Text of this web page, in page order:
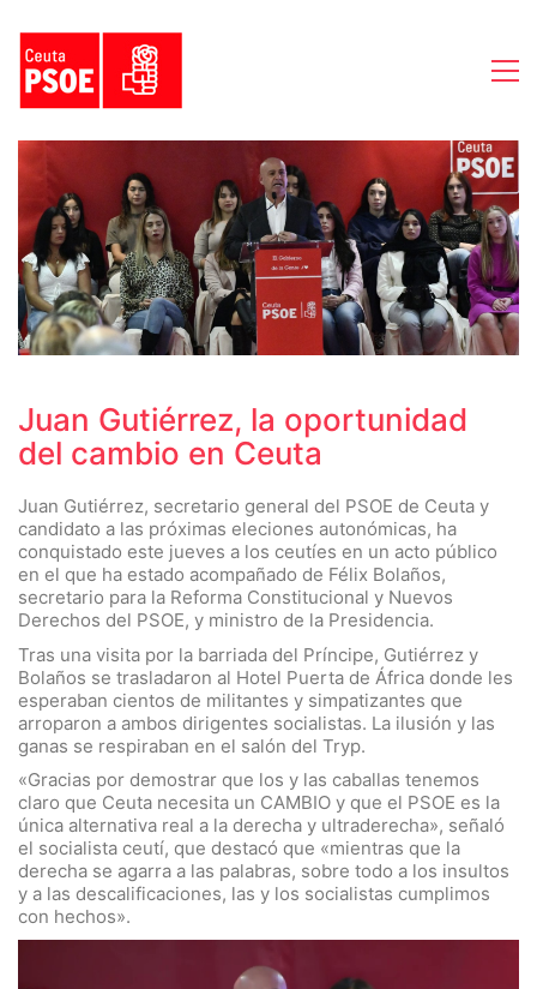
Juan Gutiérrez, la oportunidad
del cambio en Ceuta
Juan Gutiérrez, secretario general del PSOE de Ceuta y
candidato a las próximas eleciones autonómicas, ha
conquistado este jueves a los ceutíes en un acto público
en el que ha estado acompañado de Félix Bolaños,
secretario para la Reforma Constitucional y Nuevos
Derechos del PSOE, y ministro de la Presidencia.
Tras una visita por la barriada del Príncipe, Gutiérrez y
Bolaños se trasladaron al Hotel Puerta de África donde les
esperaban cientos de militantes y simpatizantes que
arroparon a ambos dirigentes socialistas. La ilusión y las
ganas se respiraban en el salón del Tryp.
«Gracias por demostrar que los y las caballas tenemos
claro que Ceuta necesita un CAMBIO y que el PSOE es la
única alternativa real a la derecha y ultraderecha», señaló
el socialista ceutí, que destacó que «mientras que la
derecha se agarra a las palabras, sobre todo a los insultos
y a las descalificaciones, las y los socialistas cumplimos
con hechos».